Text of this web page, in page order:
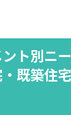
ト別ニ
・既築住